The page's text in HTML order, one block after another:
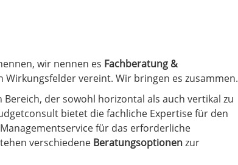
wir nennen es Fachberatung &
Wirkungsfelder vereint. Wir bringen es zusammen.
der sowohl horizontal als auch vertikal zu
bietet die fachliche Expertise für den
für das erforderliche
verschiedene Beratungsoptionenzur